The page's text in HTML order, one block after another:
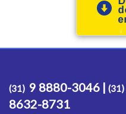
(31) 9 8880-3046 | (31)
8632-8731